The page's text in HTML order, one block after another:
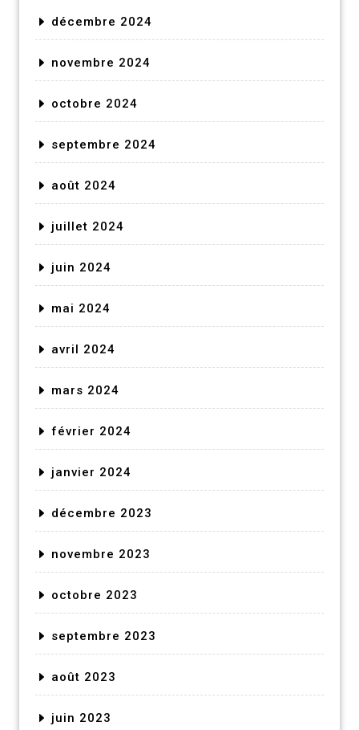
décembre 2024
novembre 2024
octobre 2024
septembre 2024
août 2024
juillet 2024
juin 2024
mai 2024
avril 2024
mars 2024
février 2024
janvier 2024
décembre 2023
novembre 2023
octobre 2023
septembre 2023
août 2023
juin 2023